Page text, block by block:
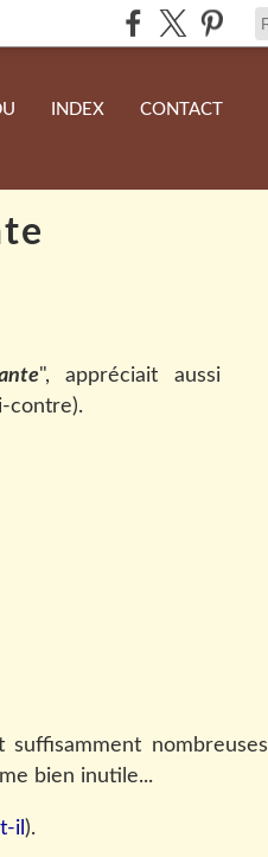
INDEX CONTACT
", appréciait aussi
contre).
nombreuses
bien inutile...
il ).